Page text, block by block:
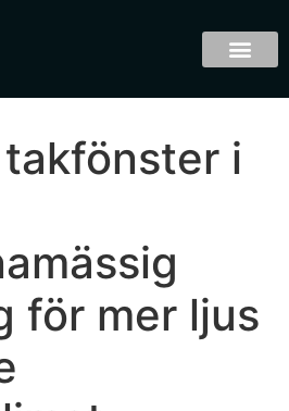
i
för mer ljus